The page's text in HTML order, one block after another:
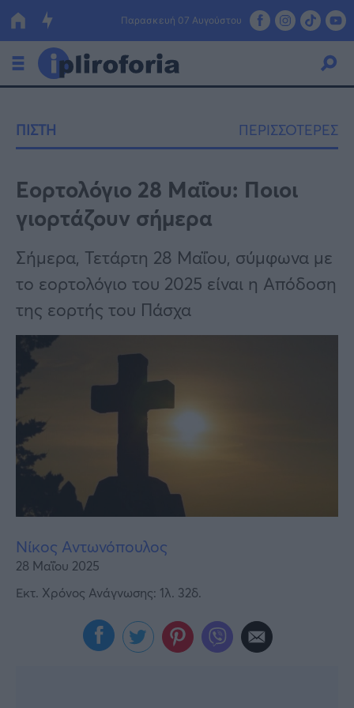
Παρασκευή 07 Αυγούστου
Οικονομία
Πολιτική
Τράπεζες
Επιδοτήσεις
ΕΣΠΑ
Κόσμος
Lifestyle
Αθλητικά
Υγεία
Γυναίκα
Καιρός
ΠΙΣΤΗ ΠΕΡΙΣΣΟΤΕΡΕΣ
Εορτολόγιο 28 Μαΐου: Ποιοι
γιορτάζουν σήμερα
Σήμερα, Τετάρτη 28 Μαΐου, σύμφωνα με
το εορτολόγιο του 2025 είναι η Απόδοση
της εορτής του Πάσχα
Νίκος Αντωνόπουλος
28 Μαΐου 2025
Εκτ. Χρόνος Ανάγνωσης: 1λ. 32δ.